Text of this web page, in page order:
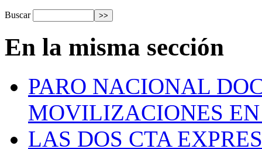
Buscar
En la misma sección
PARO NACIONAL
MOVILIZACIONES
LAS DOS CTA